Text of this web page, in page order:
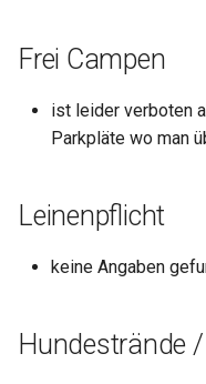
Frei Campen
ist leider verboten
Parkpläte wo man
Leinenpflicht
keine Angaben
Hundestrände